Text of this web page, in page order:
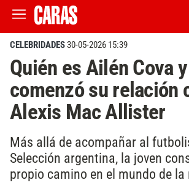
CELEBRIDADES30-05-2026 15:39
Quién es Ailén Cova
comenzó su relación
Alexis Mac Allister
Más allá de acompañar al
Selección argentina, la joven
propio camino en el mundo de la